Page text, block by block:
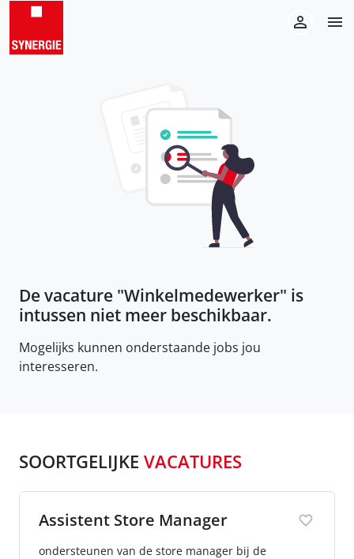
De vacature "Winkelmedewerker" is
intussen niet meer beschikbaar.
Mogelijks kunnen onderstaande jobs jou
interesseren.
SOORTGELIJKE VACATURES
Assistent Store Manager
ondersteunen van de store manager bij de